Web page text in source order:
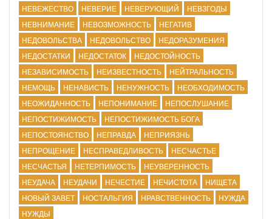
НЕВЕЖЕСТВО
НЕВЕРИЕ НЕВЕРУЮЩИЙ
НЕВЗГОДЫ
НЕВНИМАНИЕ
НЕВОЗМОЖНОСТЬ
НЕГАТИВ
НЕДОВОЛЬСТВА
НЕДОВОЛЬСТВО
НЕДОРАЗУМЕНИЯ
НЕДОСТАТКИ
НЕДОСТАТОК
НЕДОСТОЙНОСТЬ
НЕЗАВИСИМОСТЬ
НЕИЗВЕСТНОСТЬ
НЕЙТРАЛЬНОСТЬ
НЕМОЩЬ
НЕНАВИСТЬ НЕНУЖНОСТЬ
НЕОБХОДИМОСТЬ
НЕОЖИДАННОСТЬ
НЕПОНИМАНИЕ
НЕПОСЛУШАНИЕ
НЕПОСТИЖИМОСТЬ
НЕПОСТИЖИМОСТЬ БОГА
НЕПОСТОЯНСТВО
НЕПРАВДА
НЕПРИЯЗНЬ
НЕПРОЩЕНИЕ
НЕСПРАВЕДЛИВОСТЬ
НЕСЧАСТЬЕ
НЕСЧАСТЬЯ
НЕТЕРПИМОСТЬ
НЕУВЕРЕННОСТЬ
НЕУДАЧА
НЕУДАЧИ НЕЧЕСТИЕ НЕЧИСТОТА
НИЩЕТА
НОВЫЙ ЗАВЕТ
НОСТАЛЬГИЯ НРАВСТВЕННОСТЬ
НУЖДА
НУЖДЫ